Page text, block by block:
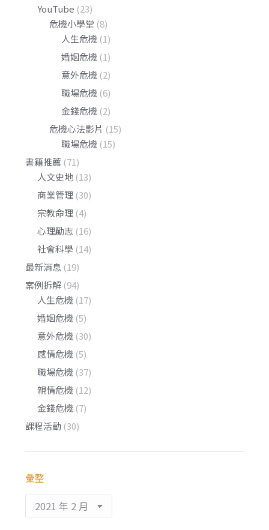
YouTube (23)
危機小學堂 (8)
人生危機 (1)
婚姻危機 (1)
意外危機 (2)
職場危機 (6)
金錢危機 (2)
危機心法影片 (15)
職場危機 (15)
書籍推薦 (71)
人文史地 (13)
商業管理 (30)
宗教命理 (4)
心理勵志 (16)
社會科學 (14)
最新消息 (19)
案例拆解 (94)
人生危機 (17)
婚姻危機 (5)
意外危機 (30)
感情危機 (5)
職場危機 (37)
親情危機 (12)
金錢危機 (7)
課程活動 (30)
彙整
整